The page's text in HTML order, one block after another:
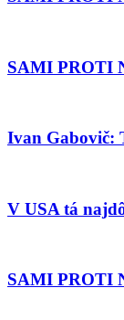
SAMI PROTI
Ivan Gabovič:
V USA tá
SAMI PROTI